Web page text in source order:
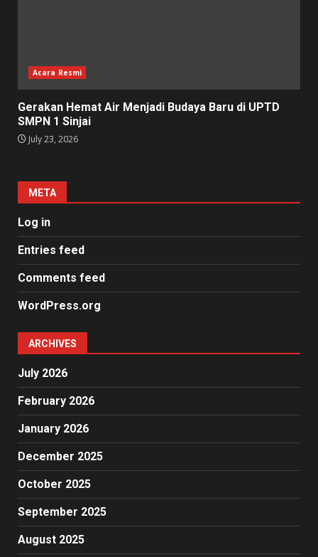
Acara Resmi
Gerakan Hemat Air Menjadi Budaya Baru di UPTD
SMPN 1 Sinjai
July 23, 2026
META
Log in
Entries feed
Comments feed
WordPress.org
ARCHIVES
July 2026
February 2026
January 2026
December 2025
October 2025
September 2025
August 2025